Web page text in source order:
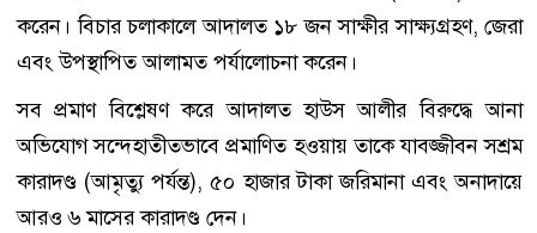
করেন। বিচার চলাকালে আদালত ১৮ জন সাক্ষীর সাক্ষ্যগ্রহণ, জেরা
এবং উপস্থাপিত আলামত পর্যালোচনা করেন।
সব প্রমাণ বিশ্লেষণ করে আদালত হাউস আলীর বিরুদ্ধে আনা
অভিযোগ সন্দেহাতীতভাবে প্রমাণিত হওয়ায় তাকে যাবজ্জীবন সশ্রম
কারাদণ্ড (আমৃত্যু পর্যন্ত), ৫০ হাজার টাকা জরিমানা এবং অনাদায়ে
আরও ৬ মাসের কারাদণ্ড দেন।